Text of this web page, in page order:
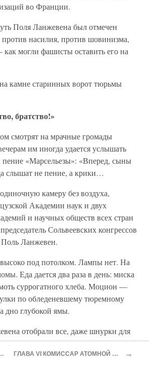
во Франции.
Поля Ланжевена был отмечен
против насилия, против шовинизма,
могли фашисты оставить его на
камне старинных ворот тюрьмы
братство!»
смотрят на мрачные громады
им иногда удается услышать
пение «Марсельезы»: «Вперед, сыны
слышат не пение, а крики…
камеру без воздуха,
Академии наук и двух
и научных обществ всех стран
Сольвеевских конгрессов
Поль Ланжевен.
под потолком. Лампы нет. На
Еда дается два раза в день: миска
суррогатного хлеба. Моцион —
по обледеневшему тюремному
дно глубокой ямы.
отобрали все, даже шнурки для
ВОЙНОЙ ГЛАВА VI КОМИССАР АТОМНОЙ ЭНЕРГИИ →